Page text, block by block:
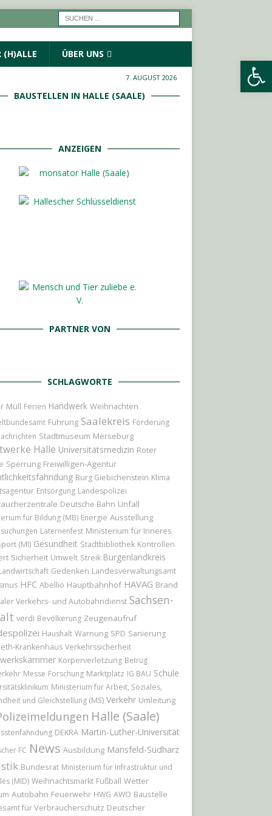
Werkzeugleiste öffnen
(H)ALLE ÜBER UNS
7. AUGUST 2026
BAUSTELLEN IN HALLE (SAALE)
ANZEIGEN
PARTNER VON
SCHLAGWORTE
Müll Ferien Handwerk Weihnachten
Führung Saalekreis Förderung
Stadtmuseum Merseburg
Halle Universitätsmedizin Roter
Sperrung Freiwilligen-Agentur
Burg Giebichenstein Klima
Entsorgung Landespolizei
Deutsche Bahn Unfall
für Bildung (MB) Energie Ausstellung
Laternenfest Ministerium für Inneres
(MI) Gesundheit Stadtbibliothek Kontrollen
Sicherheit Umwelt Streik Burgenlandkreis
Gedenken Landesverwaltungsamt
HFC Abellio Hauptbahnhof HAVAG Brand
Verkehrs- und Autobahndienst Sachsen-
verdi Bevölkerung Zeugenaufruf
Haushalt Warnung SPD Sanierung
Krankenhaus Verkehrssicherheit
Körperverletzung Betrug
Messe Forschung Marktplatz IG BAU Schule
Ministerium für Arbeit, Soziales,
und Gleichstellung (MS) Verkehr Umleitung
Halle (Saale)
DEKRA Martin-Luther-Universität
FC News Ausbildung Mansfeld-Südharz
Bundesrat Ministerium für Infrastruktur und
(MID) Weihnachtsmarkt Fußball Wetter
Autobahn Feuerwehr HWG AWO Baustelle
für Verbraucherschutz Deutscher